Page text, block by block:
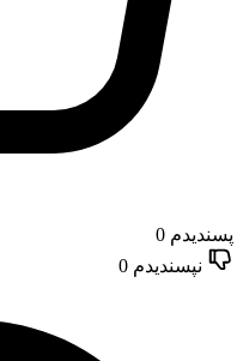
پسندیدم 0
نپسندیدم 0